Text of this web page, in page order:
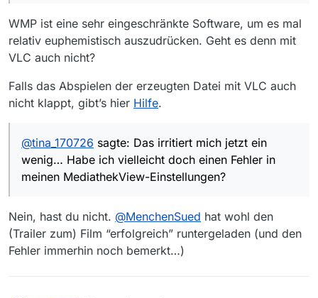
Das Aufzeichnen per Livestream funktioniert bei
mir (generell) nicht. Ich kann den Download eines
Livestreams zwar ganz normal starten, wenn ich
ihn dann aber nach Ende der betr. Sendung
lässt sich aber mit dem Windows Media Player
nicht abspielen: Fehlermeldung “Beim
Wiedergeben der Datei ist in Windows Media
Du hattest anfangs noch dazu geschrieben, dass
bei dir der Download des Films funktioniert hat,
gelöscht. Das irritiert mich jetzt ein wenig…
MediathekView-Einstellungen?
WMP ist eine sehr eingeschränkte Software, um es mal
relativ euphemistisch auszudrücken. Geht es denn mit
VLC auch nicht?
Falls das Abspielen der erzeugten Datei mit VLC auch
nicht klappt, gibt’s hier Hilfe.
@tina_170726 sagte: Das irritiert mich jetzt ein
wenig… Habe ich vielleicht doch einen Fehler in
meinen MediathekView-Einstellungen?
Nein, hast du nicht. @MenchenSued hat wohl den
(Trailer zum) Film “erfolgreich” runtergeladen (und den
Fehler immerhin noch bemerkt…)